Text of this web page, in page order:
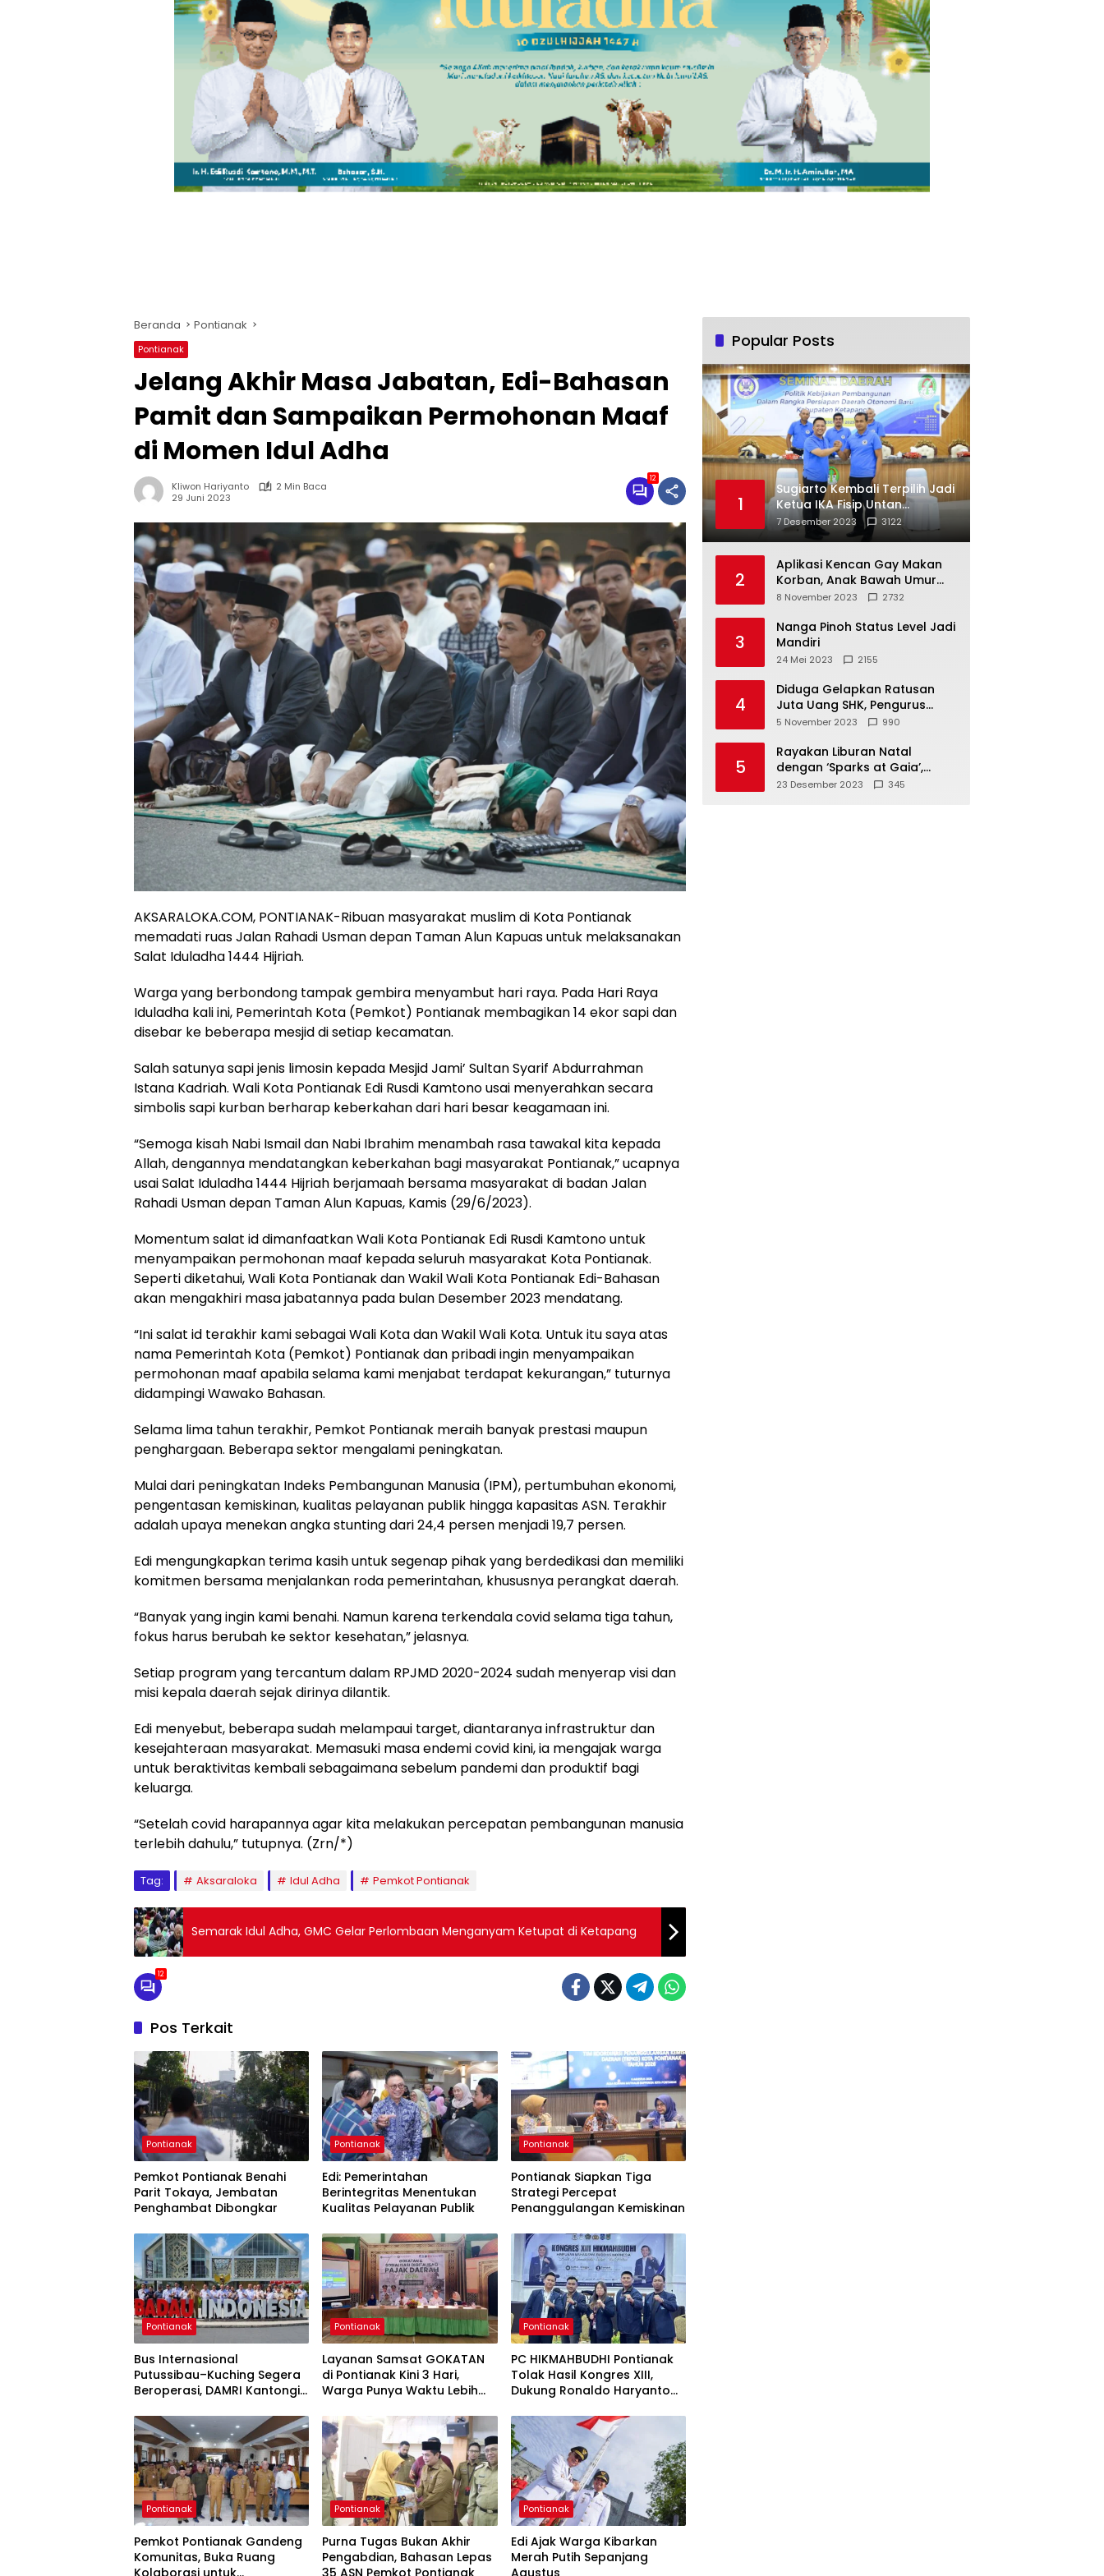
Beranda Pontianak
Pontianak
Jelang Akhir Masa Jabatan, Edi-Bahasan
Pamit dan Sampaikan Permohonan Maaf
di Momen Idul Adha
Kliwon Hariyanto
2 Min Baca
29 Juni 2023
12
AKSARALOKA.COM, PONTIANAK-Ribuan masyarakat muslim di Kota Pontianak
memadati ruas Jalan Rahadi Usman depan Taman Alun Kapuas untuk melaksanakan
Salat Iduladha 1444 Hijriah.
Warga yang berbondong tampak gembira menyambut hari raya. Pada Hari Raya
Iduladha kali ini, Pemerintah Kota (Pemkot) Pontianak membagikan 14 ekor sapi dan
disebar ke beberapa mesjid di setiap kecamatan.
Salah satunya sapi jenis limosin kepada Mesjid Jami’ Sultan Syarif Abdurrahman
Istana Kadriah. Wali Kota Pontianak Edi Rusdi Kamtono usai menyerahkan secara
simbolis sapi kurban berharap keberkahan dari hari besar keagamaan ini.
“Semoga kisah Nabi Ismail dan Nabi Ibrahim menambah rasa tawakal kita kepada
Allah, dengannya mendatangkan keberkahan bagi masyarakat Pontianak,” ucapnya
usai Salat Iduladha 1444 Hijriah berjamaah bersama masyarakat di badan Jalan
Rahadi Usman depan Taman Alun Kapuas, Kamis (29/6/2023).
Momentum salat id dimanfaatkan Wali Kota Pontianak Edi Rusdi Kamtono untuk
menyampaikan permohonan maaf kepada seluruh masyarakat Kota Pontianak.
Seperti diketahui, Wali Kota Pontianak dan Wakil Wali Kota Pontianak Edi-Bahasan
akan mengakhiri masa jabatannya pada bulan Desember 2023 mendatang.
“Ini salat id terakhir kami sebagai Wali Kota dan Wakil Wali Kota. Untuk itu saya atas
nama Pemerintah Kota (Pemkot) Pontianak dan pribadi ingin menyampaikan
permohonan maaf apabila selama kami menjabat terdapat kekurangan,” tuturnya
didampingi Wawako Bahasan.
Selama lima tahun terakhir, Pemkot Pontianak meraih banyak prestasi maupun
penghargaan. Beberapa sektor mengalami peningkatan.
Mulai dari peningkatan Indeks Pembangunan Manusia (IPM), pertumbuhan ekonomi,
pengentasan kemiskinan, kualitas pelayanan publik hingga kapasitas ASN. Terakhir
adalah upaya menekan angka stunting dari 24,4 persen menjadi 19,7 persen.
Edi mengungkapkan terima kasih untuk segenap pihak yang berdedikasi dan memiliki
komitmen bersama menjalankan roda pemerintahan, khususnya perangkat daerah.
“Banyak yang ingin kami benahi. Namun karena terkendala covid selama tiga tahun,
fokus harus berubah ke sektor kesehatan,” jelasnya.
Setiap program yang tercantum dalam RPJMD 2020-2024 sudah menyerap visi dan
misi kepala daerah sejak dirinya dilantik.
Edi menyebut, beberapa sudah melampaui target, diantaranya infrastruktur dan
kesejahteraan masyarakat. Memasuki masa endemi covid kini, ia mengajak warga
untuk beraktivitas kembali sebagaimana sebelum pandemi dan produktif bagi
keluarga.
“Setelah covid harapannya agar kita melakukan percepatan pembangunan manusia
terlebih dahulu,” tutupnya. (Zrn/*)
Tag: Aksaraloka Idul Adha Pemkot Pontianak
Semarak Idul Adha, GMC Gelar Perlombaan Menganyam Ketupat di Ketapang
12
Pos Terkait
Pontianak
Pemkot Pontianak Benahi
Parit Tokaya, Jembatan
Penghambat Dibongkar
Pontianak
Edi: Pemerintahan
Berintegritas Menentukan
Kualitas Pelayanan Publik
Pontianak
Pontianak Siapkan Tiga
Strategi Percepat
Penanggulangan Kemiskinan
Pontianak
Bus Internasional
Putussibau–Kuching Segera
Beroperasi, DAMRI Kantongi
Pontianak
Layanan Samsat GOKATAN
di Pontianak Kini 3 Hari,
Warga Punya Waktu Lebih
Pontianak
PC HIKMAHBUDHI Pontianak
Tolak Hasil Kongres XIII,
Dukung Ronaldo Haryanto
Pontianak
Pemkot Pontianak Gandeng
Komunitas, Buka Ruang
Pontianak
Purna Tugas Bukan Akhir
Pengabdian, Bahasan Lepas
Pontianak
Edi Ajak Warga Kibarkan
Merah Putih Sepanjang
Popular Posts
1
Sugiarto Kembali Terpilih Jadi
Ketua IKA Fisip Untan
Ketapang
7 Desember 2023 3122
2
Aplikasi Kencan Gay Makan
Korban, Anak Bawah Umur
Jadi Korban Persetubuhan
8 November 2023 2732
3
Nanga Pinoh Status Level Jadi
Mandiri
24 Mei 2023 2155
4
Diduga Gelapkan Ratusan
Juta Uang SHK, Pengurus
Koperasi SUB Dilaporkan ke
5 November 2023 990
5
Rayakan Liburan Natal
dengan ‘Sparks at Gaia’,
Sajikan Tempat Foto Estetik
23 Desember 2023 345